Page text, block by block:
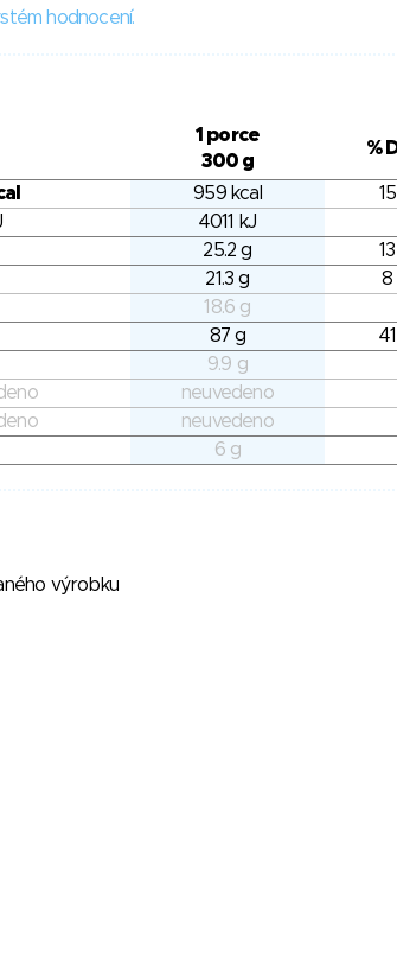
hodnocení.
1 porce
300 g
%
959 kcal
4011 kJ
25.2 g
21.3 g
8
18.6 g
87 g
9.9 g
neuvedeno
neuvedeno
6 g
výrobku